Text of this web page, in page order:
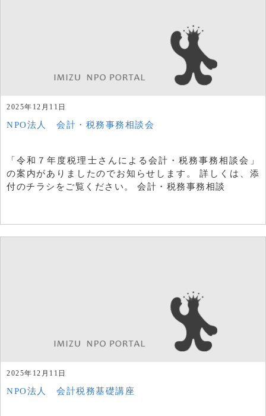
2025年12月11日
NPO法人 会計・税務事務相談会
「令和７年度税理士さんによる会計・税務事務相談会」
の案内がありましたのでお知らせします。 詳しくは、添
付のチラシをご覧ください。 会計・税務事務相談
2025年12月11日
NPO法人 会計税務基礎講座